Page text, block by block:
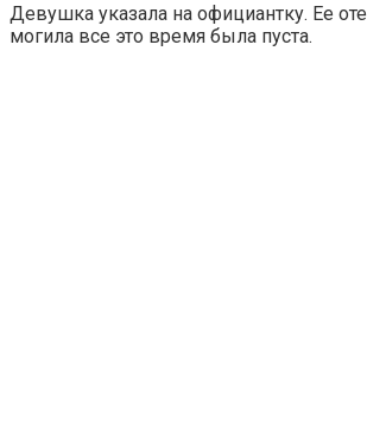
Девушка указала на официантку. Ее
могила все это время была пуста.